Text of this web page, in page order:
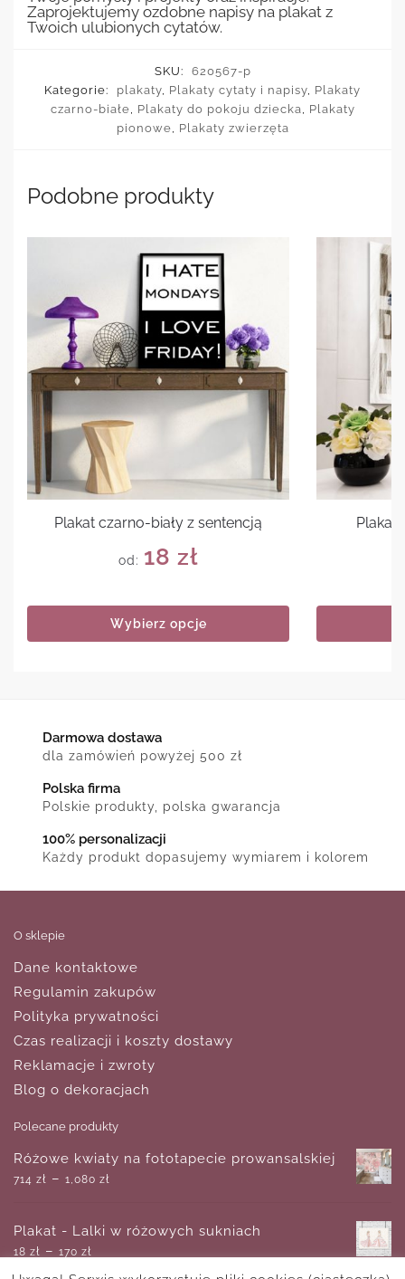
Zaprojektujemy ozdobne napisy na plakat z
Twoich ulubionych cytatów.
SKU:
620567-p
Kategorie:
plakaty, Plakaty cytaty i napisy, Plakaty
czarno-białe, Plakaty do pokoju dziecka, Plakaty
pionowe, Plakaty zwierzęta
Podobne produkty
Plakat czarno-biały z sentencją
od: 18 zł
Wybierz opcje
Plakat
Darmowa dostawa
dla zamówień powyżej 500 zł
Polska firma
Polskie produkty, polska gwarancja
100% personalizacji
Każdy produkt dopasujemy wymiarem i kolorem
O sklepie
Dane kontaktowe
Regulamin zakupów
Polityka prywatności
Czas realizacji i koszty dostawy
Reklamacje i zwroty
Blog o dekoracjach
Polecane produkty
Różowe kwiaty na fototapecie prowansalskiej
714 zł – 1,080 zł
Plakat - Lalki w różowych sukniach
18 zł – 170 zł